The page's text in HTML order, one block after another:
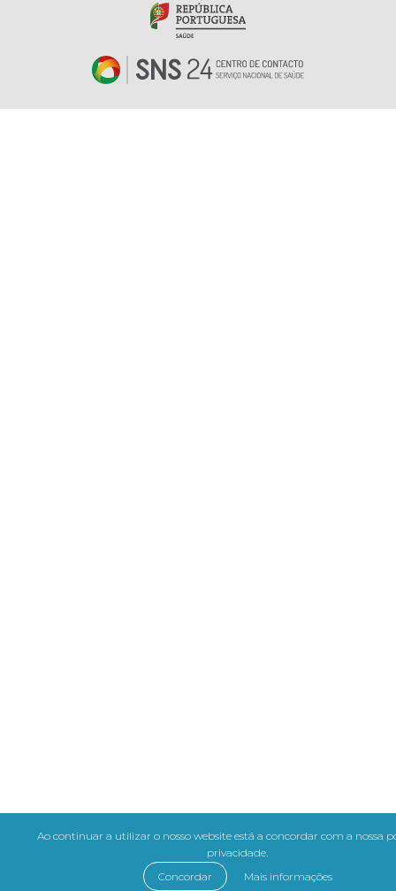
Ao continuar a utilizar o nosso website está a concordar com a nossa
privacidade.
Concordar
Mais informações